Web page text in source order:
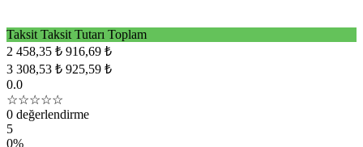
Taksit Taksit Tutarı Toplam
2 458,35 ₺ 916,69 ₺
3 308,53 ₺ 925,59 ₺
0.0
☆☆☆☆☆
0 değerlendirme
5
0%